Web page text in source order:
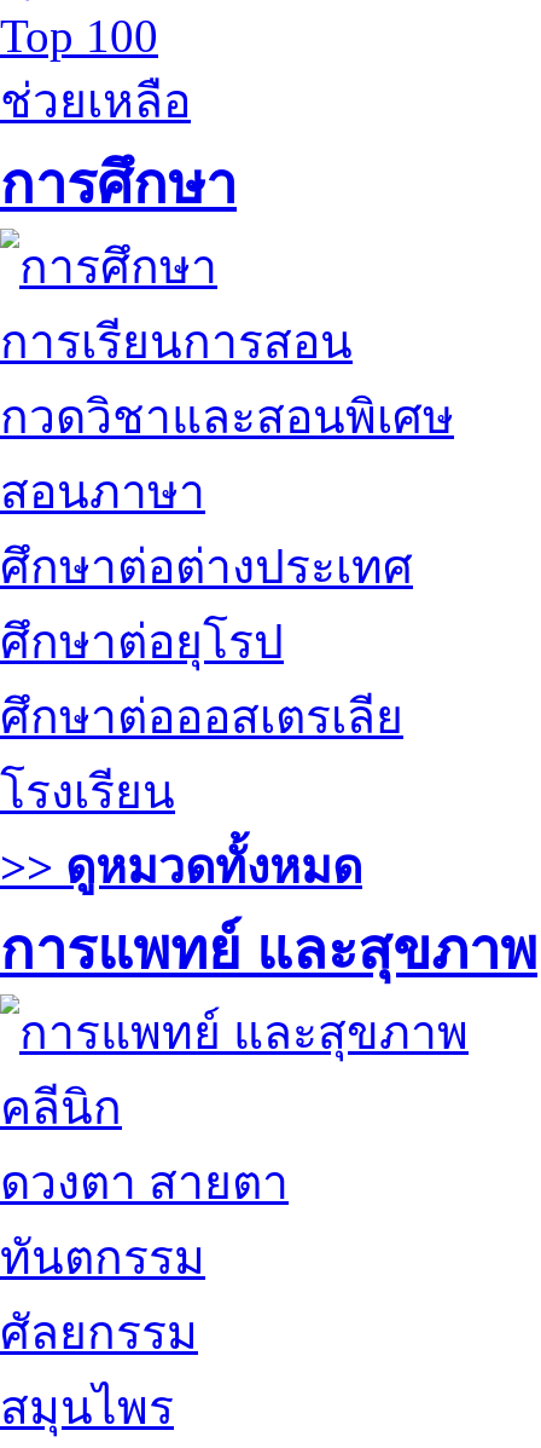
Top 100
ช่วยเหลือ
การศึกษา
การเรียนการสอน
กวดวิชาและสอนพิเศษ
สอนภาษา
ศึกษาต่อต่างประเทศ
ศึกษาต่อยุโรป
ศึกษาต่อออสเตรเลีย
โรงเรียน
>> ดูหมวดทั้งหมด
การแพทย์ และสุขภาพ
คลีนิก
ดวงตา สายตา
ทันตกรรม
ศัลยกรรม
สมุนไพร